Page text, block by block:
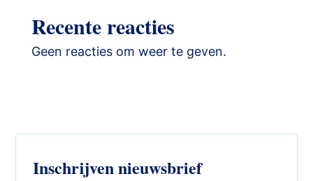
Recente reacties
Geen reacties om weer te geven.
Inschrijven nieuwsbrief